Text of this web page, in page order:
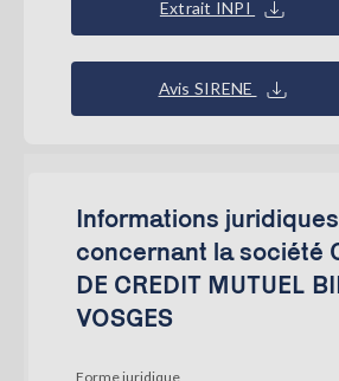
Extrait INPI
Avis SIRENE
Informations juridiques
concernant la société
DE CREDIT MUTUEL
VOSGES
Forme juridique